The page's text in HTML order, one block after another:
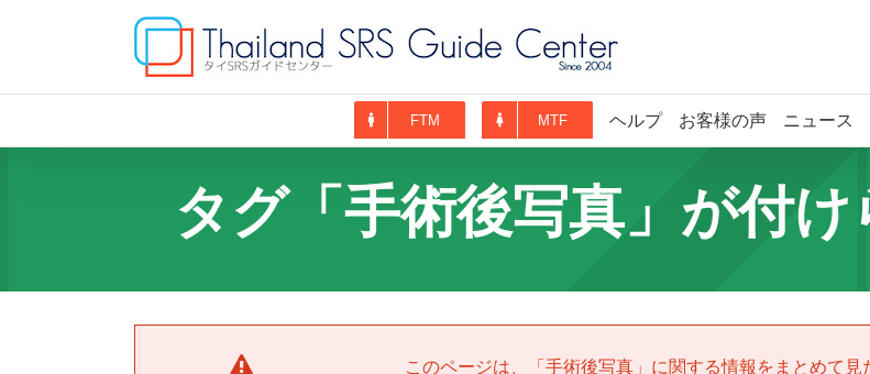
FTM MTF ヘルプ お客様の声 ニュース
タグ「手術後写真」が付
このページは、「 手術後写真」に関する情報をまとめて見